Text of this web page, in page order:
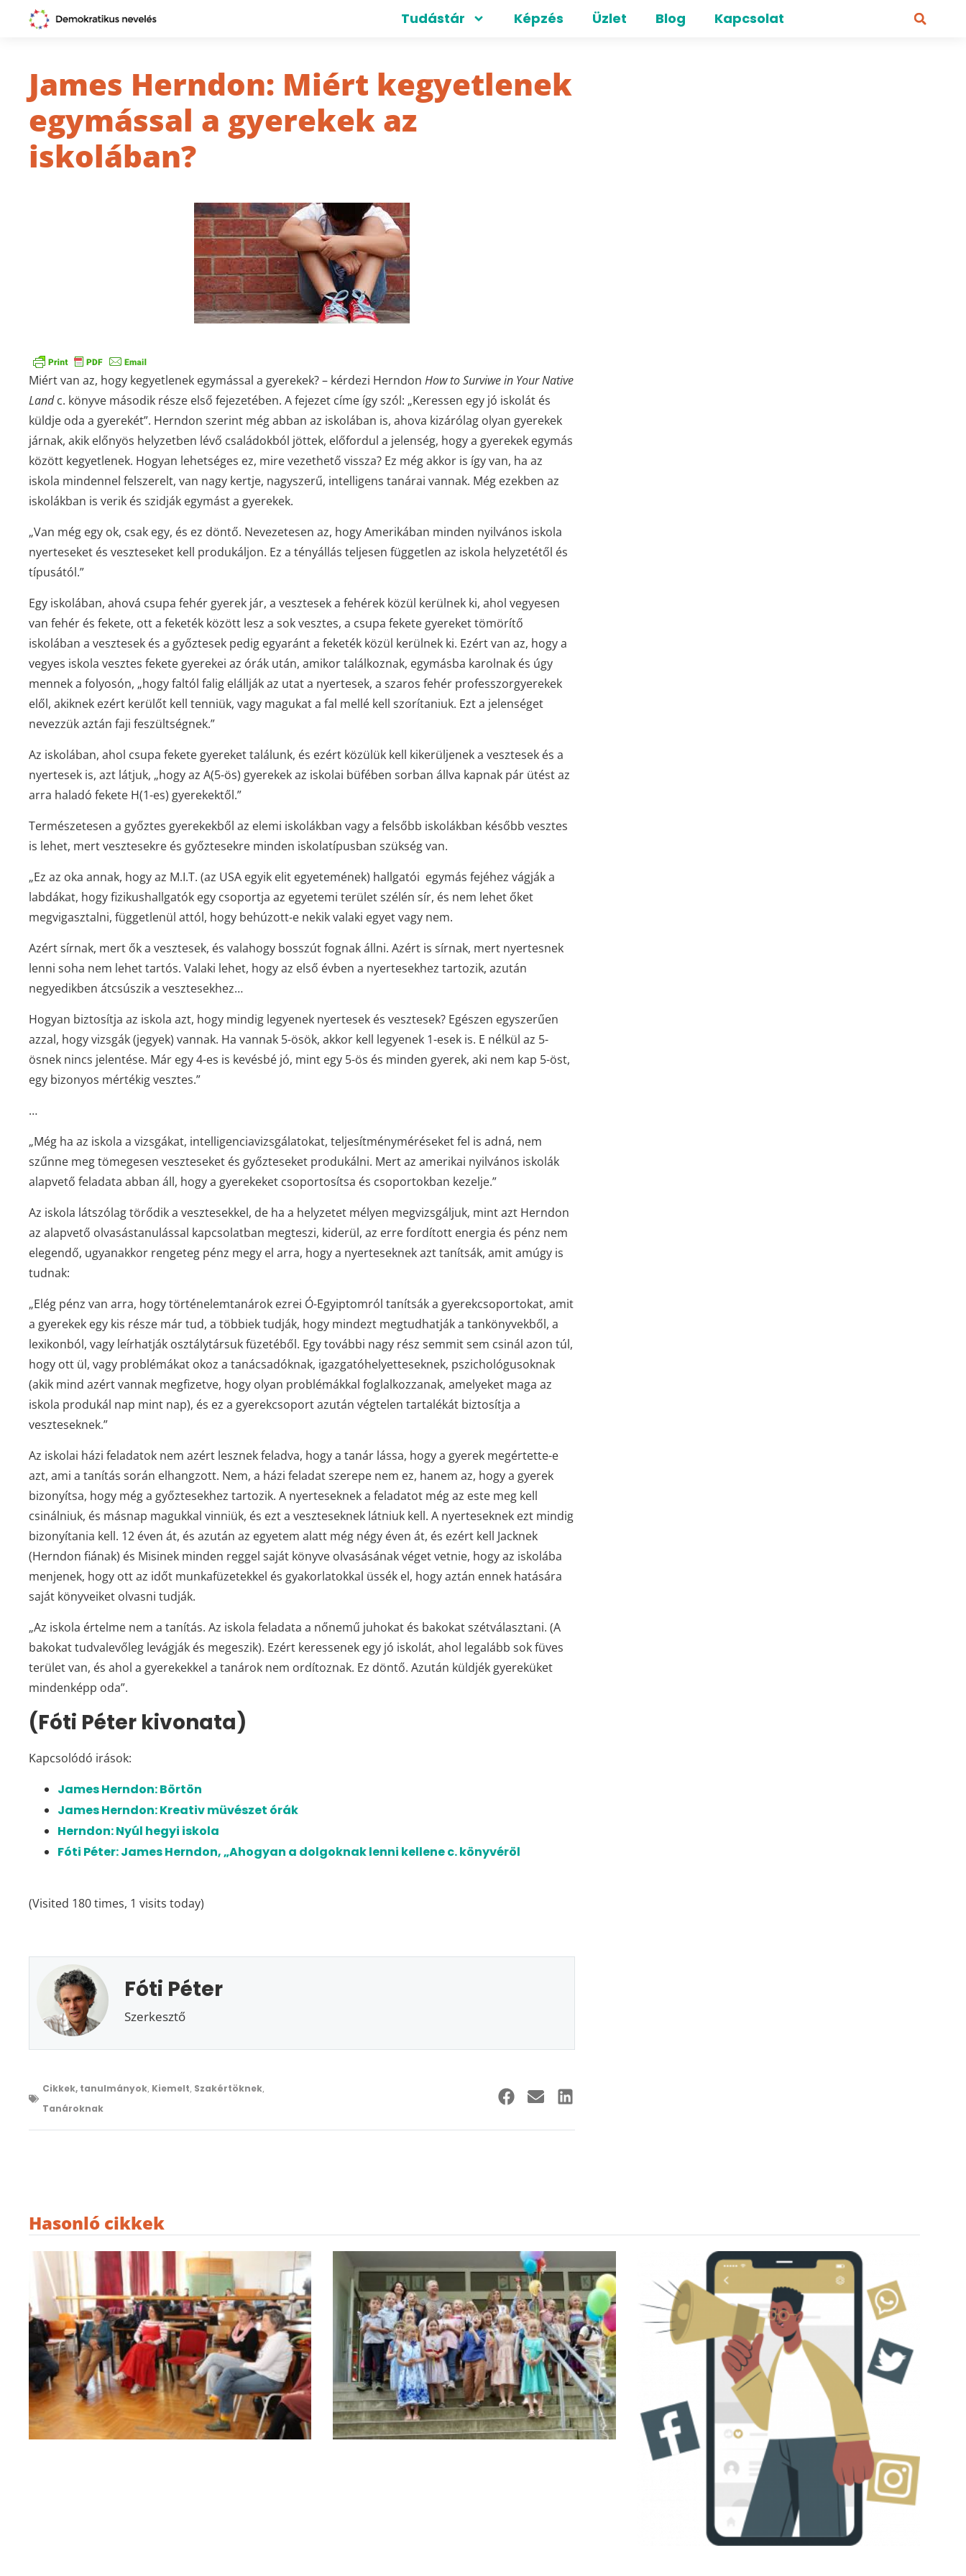
Tudástár Képzés Üzlet Blog Kapcsolat
James Herndon: Miért kegyetlenek
egymással a gyerekek az
iskolában?
Miért van az, hogy kegyetlenek egymással a gyerekek? – kérdezi Herndon How to Surviwe in Your Native
Landc. könyve második része első fejezetében. A fejezet címe így szól: „Keressen egy jó iskolát és
küldje oda a gyerekét”. Herndon szerint még abban az iskolában is, ahova kizárólag olyan gyerekek
járnak, akik előnyös helyzetben lévő családokból jöttek, előfordul a jelenség, hogy a gyerekek egymás
között kegyetlenek. Hogyan lehetséges ez, mire vezethető vissza? Ez még akkor is így van, ha az
iskola mindennel felszerelt, van nagy kertje, nagyszerű, intelligens tanárai vannak. Még ezekben az
iskolákban is verik és szidják egymást a gyerekek.
„Van még egy ok, csak egy, és ez döntő. Nevezetesen az, hogy Amerikában minden nyilvános iskola
nyerteseket és veszteseket kell produkáljon. Ez a tényállás teljesen független az iskola helyzetétől és
típusától.”
Egy iskolában, ahová csupa fehér gyerek jár, a vesztesek a fehérek közül kerülnek ki, ahol vegyesen
van fehér és fekete, ott a feketék között lesz a sok vesztes, a csupa fekete gyereket tömörítő
iskolában a vesztesek és a győztesek pedig egyaránt a feketék közül kerülnek ki. Ezért van az, hogy a
vegyes iskola vesztes fekete gyerekei az órák után, amikor találkoznak, egymásba karolnak és úgy
mennek a folyosón, „hogy faltól falig elállják az utat a nyertesek, a szaros fehér professzorgyerekek
elől, akiknek ezért kerülőt kell tenniük, vagy magukat a fal mellé kell szorítaniuk. Ezt a jelenséget
nevezzük aztán faji feszültségnek.”
Az iskolában, ahol csupa fekete gyereket találunk, és ezért közülük kell kikerüljenek a vesztesek és a
nyertesek is, azt látjuk, „hogy az A(5-ös) gyerekek az iskolai büfében sorban állva kapnak pár ütést az
arra haladó fekete H(1-es) gyerekektől.”
Természetesen a győztes gyerekekből az elemi iskolákban vagy a felsőbb iskolákban később vesztes
is lehet, mert vesztesekre és győztesekre minden iskolatípusban szükség van.
„Ez az oka annak, hogy az M.I.T. (az USA egyik elit egyetemének) hallgatói egymás fejéhez vágják a
labdákat, hogy fizikushallgatók egy csoportja az egyetemi terület szélén sír, és nem lehet őket
megvigasztalni, függetlenül attól, hogy behúzott-e nekik valaki egyet vagy nem.
Azért sírnak, mert ők a vesztesek, és valahogy bosszút fognak állni. Azért is sírnak, mert nyertesnek
lenni soha nem lehet tartós. Valaki lehet, hogy az első évben a nyertesekhez tartozik, azután
negyedikben átcsúszik a vesztesekhez…
Hogyan biztosítja az iskola azt, hogy mindig legyenek nyertesek és vesztesek? Egészen egyszerűen
azzal, hogy vizsgák (jegyek) vannak. Ha vannak 5-ösök, akkor kell legyenek 1-esek is. E nélkül az 5-
ösnek nincs jelentése. Már egy 4-es is kevésbé jó, mint egy 5-ös és minden gyerek, aki nem kap 5-öst,
egy bizonyos mértékig vesztes.”
…
„Még ha az iskola a vizsgákat, intelligenciavizsgálatokat, teljesítményméréseket fel is adná, nem
szűnne meg tömegesen veszteseket és győzteseket produkálni. Mert az amerikai nyilvános iskolák
alapvető feladata abban áll, hogy a gyerekeket csoportosítsa és csoportokban kezelje.”
Az iskola látszólag törődik a vesztesekkel, de ha a helyzetet mélyen megvizsgáljuk, mint azt Herndon
az alapvető olvasástanulással kapcsolatban megteszi, kiderül, az erre fordított energia és pénz nem
elegendő, ugyanakkor rengeteg pénz megy el arra, hogy a nyerteseknek azt tanítsák, amit amúgy is
tudnak:
„Elég pénz van arra, hogy történelemtanárok ezrei Ó-Egyiptomról tanítsák a gyerekcsoportokat, amit
a gyerekek egy kis része már tud, a többiek tudják, hogy mindezt megtudhatják a tankönyvekből, a
lexikonból, vagy leírhatják osztálytársuk füzetéből. Egy további nagy rész semmit sem csinál azon túl,
hogy ott ül, vagy problémákat okoz a tanácsadóknak, igazgatóhelyetteseknek, pszichológusoknak
(akik mind azért vannak megfizetve, hogy olyan problémákkal foglalkozzanak, amelyeket maga az
iskola produkál nap mint nap), és ez a gyerekcsoport azután végtelen tartalékát biztosítja a
veszteseknek.”
Az iskolai házi feladatok nem azért lesznek feladva, hogy a tanár lássa, hogy a gyerek megértette-e
azt, ami a tanítás során elhangzott. Nem, a házi feladat szerepe nem ez, hanem az, hogy a gyerek
bizonyítsa, hogy még a győztesekhez tartozik. A nyerteseknek a feladatot még az este meg kell
csinálniuk, és másnap magukkal vinniük, és ezt a veszteseknek látniuk kell. A nyerteseknek ezt mindig
bizonyítania kell. 12 éven át, és azután az egyetem alatt még négy éven át, és ezért kell Jacknek
(Herndon fiának) és Misinek minden reggel saját könyve olvasásának véget vetnie, hogy az iskolába
menjenek, hogy ott az időt munkafüzetekkel és gyakorlatokkal üssék el, hogy aztán ennek hatására
saját könyveiket olvasni tudják.
„Az iskola értelme nem a tanítás. Az iskola feladata a nőnemű juhokat és bakokat szétválasztani. (A
bakokat tudvalevőleg levágják és megeszik). Ezért keressenek egy jó iskolát, ahol legalább sok füves
terület van, és ahol a gyerekekkel a tanárok nem ordítoznak. Ez döntő. Azután küldjék gyereküket
mindenképp oda”.
(Fóti Péter kivonata)
Kapcsolódó irások:
James Herndon: Börtön
James Herndon: Kreativ müvészet órák
Herndon: Nyúl hegyi iskola
Fóti Péter: James Herndon, „Ahogyan a dolgoknak lenni kellene c. könyvéröl
(Visited 180 times, 1 visits today)
Fóti Péter
Szerkesztő
Cikkek, tanulmányok, Kiemelt, Szakértöknek,
Tanároknak
Hasonló cikkek